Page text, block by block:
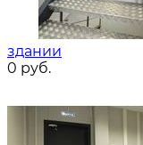
здании
0 руб.